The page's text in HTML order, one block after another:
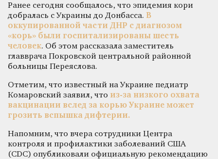
Ранее сегодня сообщалось, что эпидемия кори
добралась с Украины до Донбасса. В
оккупированной части ДНР с диагнозом
«корь» были госпитализированы шесть
человек. Об этом рассказала заместитель
главврача Покровской центральной районной
больницы Переяслова.
Отметим, что известный на Украине педиатр
Комаровский заявил, что из-за низкого охвата
вакцинации вслед за корью Украине может
грозить вспышка дифтерии.
Напомним, что вчера сотрудники Центра
контроля и профилактики заболеваний США
(CDC) опубликовали официальную рекомендацию